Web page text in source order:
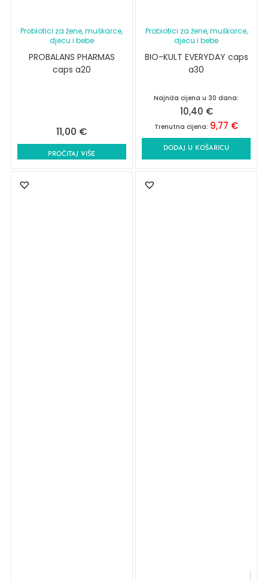
Probiotici za žene, muškarce,
djecu i bebe
PROBALANS PHARMAS
caps a20
11,00 €
PROČITAJ VIŠE
Probiotici za žene, muškarce,
djecu i bebe
BIO-KULT EVERYDAY caps
a30
Najniža cijena u 30 dana:
10,40 €
Trenutna cijena: 9,77 €
DODAJ U KOŠARICU